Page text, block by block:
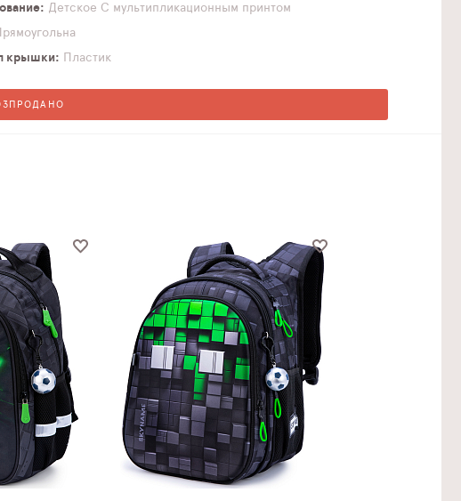
Детское С мультипликационным принтом
Прямоугольна
крышки
Пластик